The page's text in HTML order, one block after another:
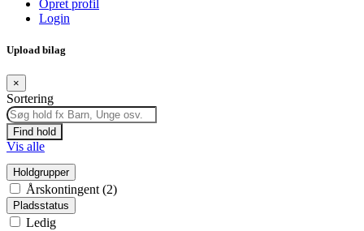
Opret profil
Login
Upload bilag
×
Sortering
Find hold
Vis alle
Holdgrupper
Årskontingent (2)
Pladsstatus
Ledig